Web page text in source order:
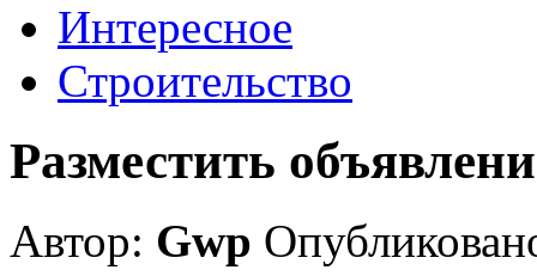
Интересное
Строительство
Разместить
Автор: Gwp